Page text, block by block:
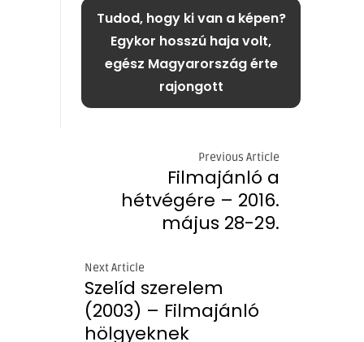
Tudod, hogy ki van a képen?
Egykor hosszú haja volt,
egész Magyarország érte
rajongott
Previous Article
Filmajánló a
hétvégére – 2016.
május 28-29.
Next Article
Szelíd szerelem
(2003) – Filmajánló
hölgyeknek